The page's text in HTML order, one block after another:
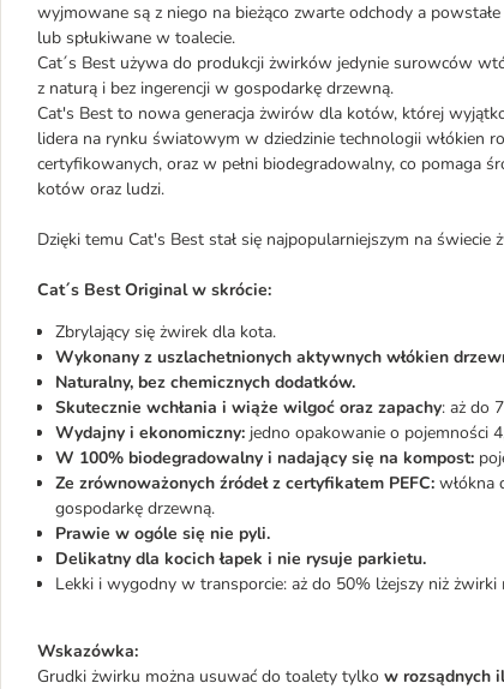
wyjmowane są z niego na bieżąco zwarte odchody a
lub spłukiwane w toalecie.
Cat´s Best używa do produkcji żwirków jedynie surowców
z naturą i bez ingerencji w gospodarkę drzewną.
Cat's Best to nowa generacja żwirów dla kotów, której
lidera na rynku światowym w dziedzinie technologii włókien
certyfikowanych, oraz w pełni biodegradowalny, co pomaga
kotów oraz ludzi.
Dzięki temu Cat's Best stał się najpopularniejszym na
Cat´s Best Original w skrócie:
Zbrylający się żwirek dla kota.
Wykonany z uszlachetnionych aktywnych włókien
Naturalny, bez chemicznych dodatków.
Skutecznie wchłania i wiąże wilgoć oraz zapachy: aż do
Wydajny i ekonomiczny: jedno opakowanie o pojemności
W 100% biodegradowalny i nadający się na kompost:
Ze zrównoważonych źródeł z certyfikatem PEFC: włókna
gospodarkę drzewną.
Prawie w ogóle się nie pyli.
Delikatny dla kocich łapek i nie rysuje parkietu.
Lekki i wygodny w transporcie: aż do 50% lżejszy niż żwirki
Wskazówka:
Grudki żwirku można usuwać do toalety tylko w rozsądnych